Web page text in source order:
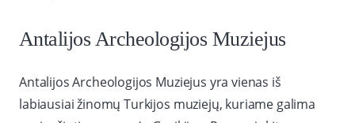
Antalijos Archeologijos Muziejus
Antalijos Archeologijos Muziejus yra vienas iš
labiausiai žinomų Turkijos muziejų, kuriame galima